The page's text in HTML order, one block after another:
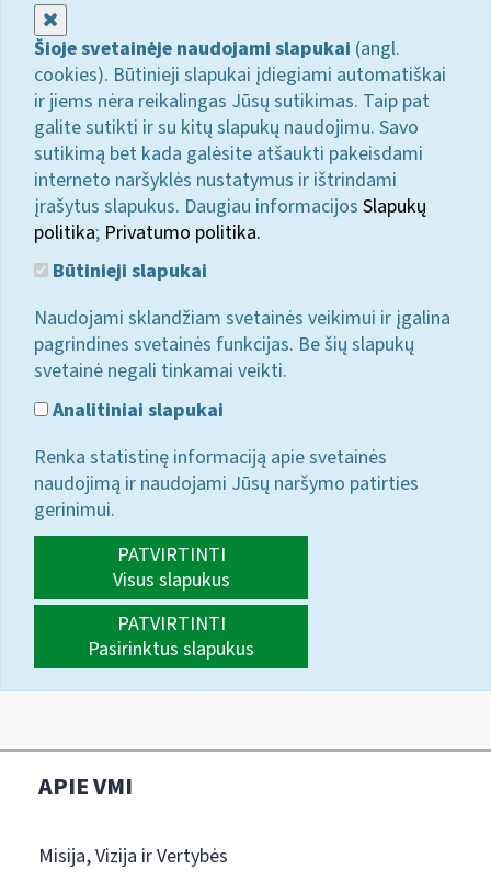
Šioje svetainėje naudojami slapukai (angl.
cookies). Būtinieji slapukai įdiegiami automatiškai
ir jiems nėra reikalingas Jūsų sutikimas. Taip pat
galite sutikti ir su kitų slapukų naudojimu. Savo
sutikimą bet kada galėsite atšaukti pakeisdami
interneto naršyklės nustatymus ir ištrindami
įrašytus slapukus. Daugiau informacijos Slapukų
politika; Privatumo politika.
Būtinieji slapukai
Naudojami sklandžiam svetainės veikimui ir įgalina
pagrindines svetainės funkcijas. Be šių slapukų
svetainė negali tinkamai veikti.
Analitiniai slapukai
Renka statistinę informaciją apie svetainės
naudojimą ir naudojami Jūsų naršymo patirties
gerinimui.
PATVIRTINTI
Visus slapukus
PATVIRTINTI
Pasirinktus slapukus
APIE VMI
Misija, Vizija ir Vertybės